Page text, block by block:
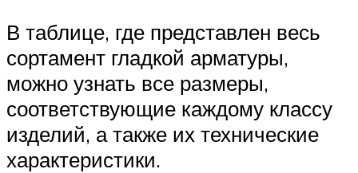
В таблице, где представлен весь
сортамент гладкой арматуры,
можно узнать все размеры,
соответствующие каждому классу
изделий, а также их технические
характеристики.